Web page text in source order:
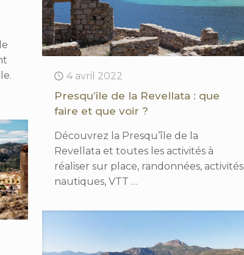
4 avril 2022
Presqu’île de la Revellata : que
faire et que voir ?
Découvrez la Presqu’île de la
Revellata et toutes les activités à
réaliser sur place, randonnées, activités
nautiques, VTT …